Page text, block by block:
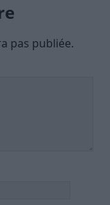
pas publiée.